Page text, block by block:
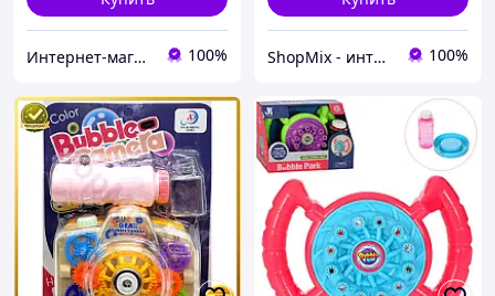
Интернет-магазин TipTopToys 100% ShopMix - интернет-магазин сумок и аксессуаров 100%